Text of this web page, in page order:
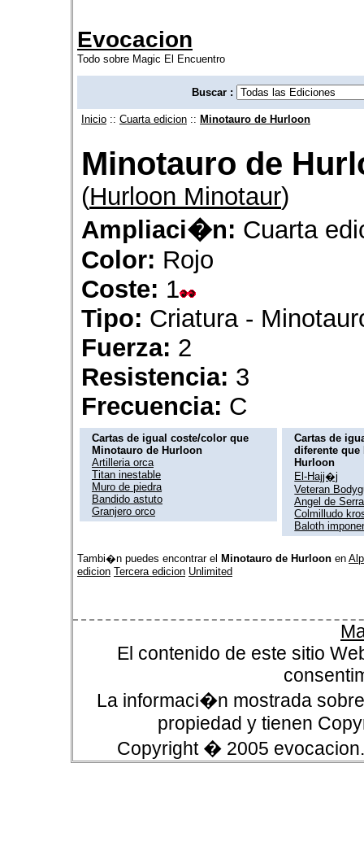
Evocacion
Todo sobre Magic El Encuentro
Buscar :
Inicio :: Cuarta edicion :: Minotauro de Hurloon
Minotauro de
(Hurloon Minotaur)
Ampliaci�n: Cuarta
Color: Rojo
Coste: 1
Tipo: Criatura -
Fuerza: 2
Resistencia: 3
Frecuencia: C
Cartas de igual coste/color que
Minotauro de Hurloon
Artilleria orca
Titan inestable
Muro de piedra
Bandido astuto
Granjero orco
Cartas de
diferente que
Hurloon
El-Hajj�j
Veteran
Angel de Serra
Colmilludo
Baloth
Tambi�n puedes encontrar el Minotauro de Hurloon en
edicion Tercera edicion Unlimited
El contenido de este sitio
La informaci�n mostrada
propiedad y tienen
Copyright � 2005